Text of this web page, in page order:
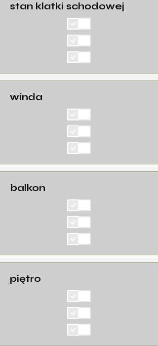
stan klatki schodowej
winda
balkon
piętro